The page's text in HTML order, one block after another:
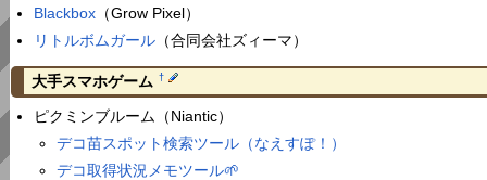
Blackbox（Grow Pixel）
リトルボムガール（合同会社ズィーマ）
大手スマホゲーム †
ピクミンブルーム（Niantic）
デコ苗スポット検索ツール（なえすぽ！）
デコ取得状況メモツール🌱